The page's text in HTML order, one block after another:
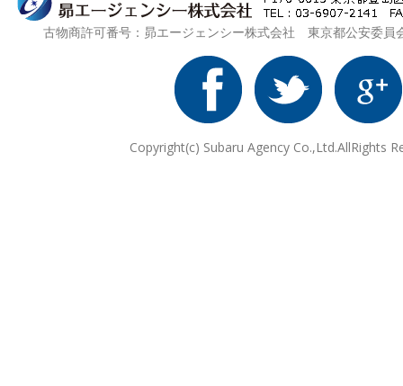
古物商許可番号：昴エージェンシー株式会社 東京都公安委
Copyright(c) Subaru Agency Co.,Ltd.AllRights